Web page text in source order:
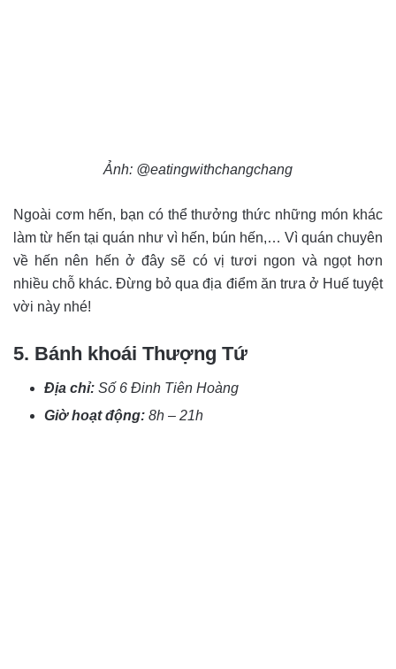
Ảnh: @eatingwithchangchang
Ngoài cơm hến, bạn có thể thưởng thức những món khác
làm từ hến tại quán như vì hến, bún hến,… Vì quán chuyên
về hến nên hến ở đây sẽ có vị tươi ngon và ngọt hơn
nhiều chỗ khác. Đừng bỏ qua địa điểm ăn trưa ở Huế tuyệt
vời này nhé!
5. Bánh khoái Thượng Tứ
Địa chỉ: Số 6 Đinh Tiên Hoàng
Giờ hoạt động: 8h – 21h